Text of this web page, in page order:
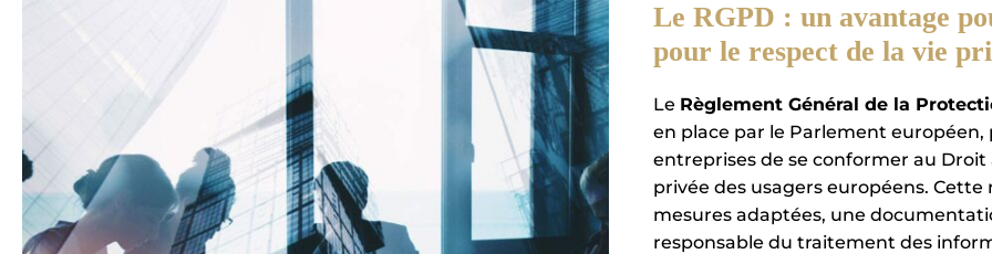
Le RGPD : un avantage
pour le respect de la vie
Le Règlement Général de la
en place par le Parlement
entreprises de se conformer au Droit
privée des usagers européens.
mesures adaptées, une
responsable du traitement des